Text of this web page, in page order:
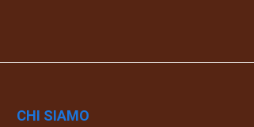
CHI SIAMO